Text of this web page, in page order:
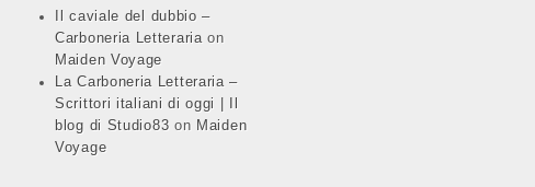
Il caviale del dubbio –
Carboneria Letterariaon
Maiden Voyage
La Carboneria Letteraria –
Scrittori italiani di oggi | Il
blog di Studio83 on Maiden
Voyage